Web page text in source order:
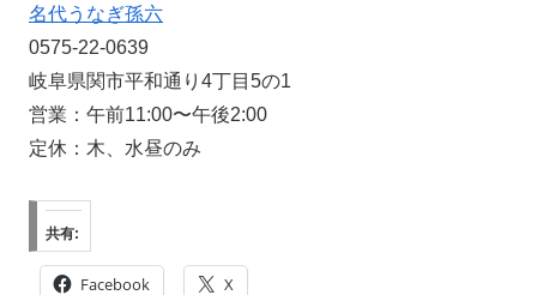
名代うなぎ孫六
0575-22-0639
岐阜県関市平和通り4丁目5の1
営業：午前11:00〜午後2:00
定休：木、水昼のみ
共有:
Facebook X